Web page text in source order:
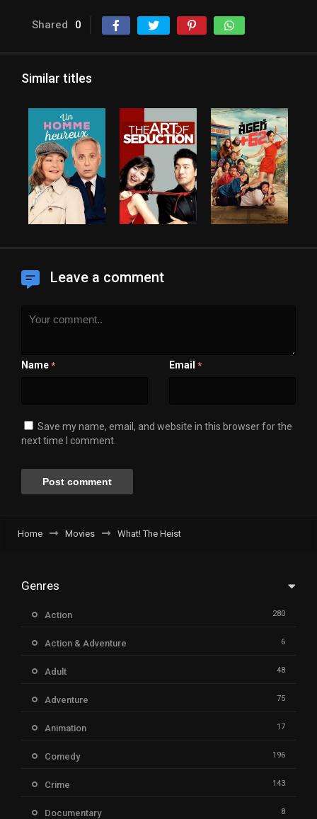
Shared 0
Similar titles
Leave a comment
Name * Email *
Save my name, email, and website in this browser for the
next time I comment.
Home Movies What! The Heist
Genres
Action 280
Action & Adventure 6
Adult 48
Adventure 75
Animation 17
Comedy 196
Crime 143
Documentary 8